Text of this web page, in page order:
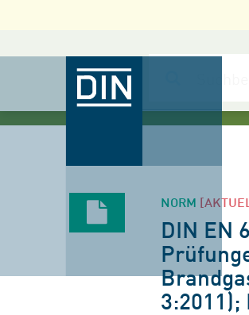
NORM
DIN EN
3:2011);